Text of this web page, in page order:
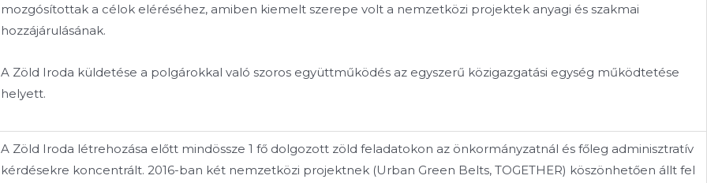
mozgósítottak a célok eléréséhez, amiben kiemelt szerepe volt a nemzetközi projektek anyagi és szakmai
hozzájárulásának.
A Zöld Iroda küldetése a polgárokkal való szoros együttműködés az egyszerű közigazgatási egység működtetése
helyett.
A Zöld Iroda létrehozása előtt mindössze 1 fő dolgozott zöld feladatokon az önkormányzatnál és főleg adminisztratív
kérdésekre koncentrált. 2016-ban két nemzetközi projektnek (Urban Green Belts, TOGETHER) köszönhetően állt fel